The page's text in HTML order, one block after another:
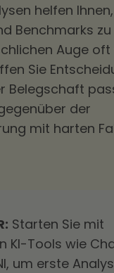
helfen
Benchmarks zu
Auge
Sie
Belegschaft
der
mit harten
Starten Sie mit
KI-Tools wie
um erste